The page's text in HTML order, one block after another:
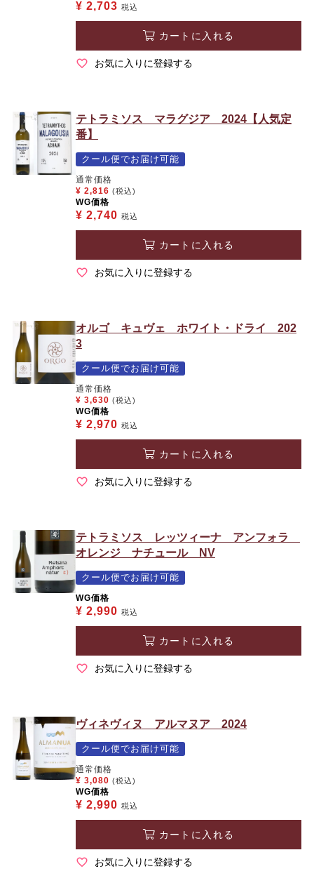
¥ 2,703 税込
カートに入れる
お気に入りに登録する
テトラミソス マラグジア 2024【人気定
番】
クール便でお届け可能
通常価格
¥ 2,816 (税込)
WG価格
¥ 2,740 税込
カートに入れる
お気に入りに登録する
オルゴ キュヴェ ホワイト・ドライ 202
3
クール便でお届け可能
通常価格
¥ 3,630 (税込)
WG価格
¥ 2,970 税込
カートに入れる
お気に入りに登録する
テトラミソス レッツィーナ アンフォラ
オレンジ ナチュール NV
クール便でお届け可能
WG価格
¥ 2,990 税込
カートに入れる
お気に入りに登録する
ヴィネヴィヌ アルマヌア 2024
クール便でお届け可能
通常価格
¥ 3,080 (税込)
WG価格
¥ 2,990 税込
カートに入れる
お気に入りに登録する